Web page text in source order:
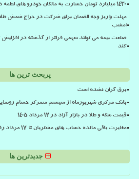
۱۴۳۰ میلیارد تومان خسارت به مالکان خودرو های لطمه دیده جنگ پرداخت گردید
امشب
صنعت بیمه می تواند سهمی فراتر از گذشته در افزایش
کند
پربحث ترین ها
برق گران نشده است
بانک مرکزی شهریورماه از سیستم متمرکز حسام
قیمت سکه و طلا در بازار آزاد در ۱۲ مرداد ۱۴۰۵
مغایرت باقی مانده حساب های مشتریان تا 17 مرداد رفع می شود
جدیدترین ها